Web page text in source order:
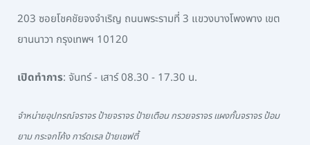
203 ซอยโชคชัยจงจำเริญ ถนนพระรามที่ 3 แขวงบางโพงพาง เขต
ยานนาวา กรุงเทพฯ 10120
เปิดทำการ: จันทร์ - เสาร์ 08.30 - 17.30 น.
จำหน่ายอุปกรณ์จราจร ป้ายจราจร ป้ายเตือน กรวยจราจร แผงกั้นจราจร ป้อม
ยาม กระจกโค้ง การ์ดเรล ป้ายเซฟตี้